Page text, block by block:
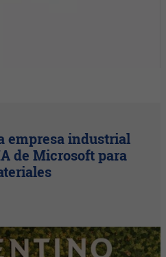
empresa industrial
de Microsoft para